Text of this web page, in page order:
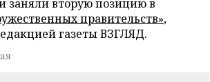
заняли вторую позицию в
правительств»,
газеты ВЗГЛЯД.